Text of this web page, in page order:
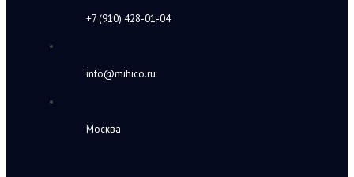
+7 (910) 428-01-04
info@mihico.ru
Москва